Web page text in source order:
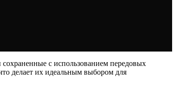
с использованием передовых
делает их идеальным выбором для